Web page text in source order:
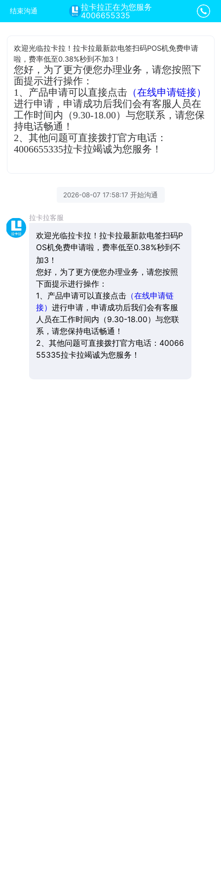
结束沟通
拉卡拉正在为您服务
4006655335
欢迎光临拉卡拉！拉卡拉最新款电签扫码POS机免费申请
啦，费率低至0.38%秒到不加3！
您好，为了更方便您办理业务，请您按照下
面提示进行操作：
1、产品申请可以直接点击 （在线申请链接）
进行申请，申请成功后我们会有客服人员在
工作时间内（9.30-18.00）与您联系，请您保
持电话畅通！
2、其他问题可直接拨打官方电话：
4006655335拉卡拉竭诚为您服务！
2026-08-07 17:58:17 开始沟通
拉卡拉客服
欢迎光临拉卡拉！拉卡拉最新款电签扫码P
OS机免费申请啦，费率低至0.38%秒到不
加3！
您好，为了更方便您办理业务，请您按照
下面提示进行操作：
1、产品申请可以直接点击（在线申请链
接） 进行申请，申请成功后我们会有客服
人员在工作时间内（9.30-18.00）与您联
系，请您保持电话畅通！
2、其他问题可直接拨打官方电话：40066
55335拉卡拉竭诚为您服务！